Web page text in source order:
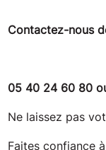
Contactez-nous
05 40 24 60 80
Ne laissez pas
Faites confiance à